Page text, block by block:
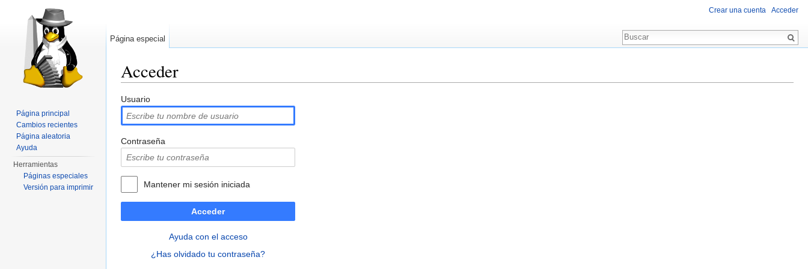
Acceder
Usuario
Contraseña
Mantener mi sesión iniciada
Acceder
Ayuda con el acceso
¿Has olvidado tu contraseña?
Crear una cuenta Acceder
Página especial
Página principal
Cambios recientes
Página aleatoria
Ayuda
Herramientas
Páginas especiales
Versión para imprimir